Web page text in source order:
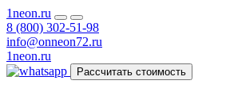
1neon.ru
8 (800) 302-51-98
info@onneon72.ru
1neon.ru
Рассчитать стоимость